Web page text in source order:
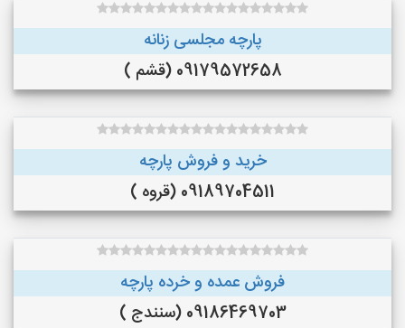
پارچه مجلسی زنانه
09179572658 (قشم )
خرید و فروش پارچه
09189704511 (قروه )
فروش عمده و خرده پارچه
09186469703 (سنندج )